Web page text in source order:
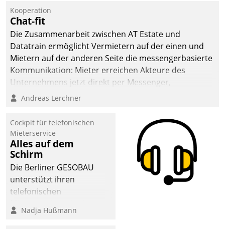
Jahresbeginn eine
Überblick, Einsicht und
Eingriff bietende Lösung.
Zur Entwicklung setzte
man auf
Cloudtechnologie,
bewährte und Startup-
agile Projektmethoden.
Kooperation
Chat-fit
Die Zusammenarbeit zwischen AT Estate und
Datatrain ermöglicht Vermietern auf der einen und
Mietern auf der anderen Seite die messengerbasierte
Kommunikation: Mieter erreichen Akteure des
Unternehmens jetzt direkt per Messenger,
Mitarbeiter oder Dienstleister empfangen oder
Andreas Lerchner
Cockpit für telefonischen
Mieterservice
Alles auf dem
Schirm
Die Berliner GESOBAU
unterstützt ihren
telefonischen
digitalen Cockpit, das
Nadja Hußmann